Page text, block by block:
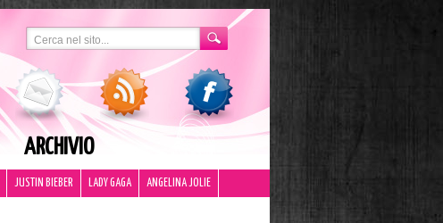
ARCHIVIO
JUSTIN BIEBER LADY GAGA ANGELINA JOLIE